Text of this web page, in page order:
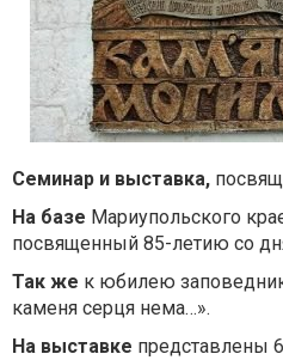
Семинар и выставка,
На базе Мариупольского
посвященный 85-летию со
Так же к юбилею
каменя серця нема…».
На выставке представлены